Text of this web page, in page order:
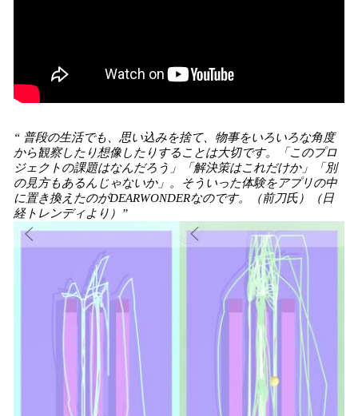
“ 普段の生活でも、思い込みを捨て、物事をいろいろな角度
から観察したり想像したりすることは大切です。「このプロ
ジェクトの課題はなんだろう」「解決策はこれだけか」「別
の見方もあるんじゃないか」。そういった体験をアプリの中
に置き換えたのがDEARWONDERなのです。（前刀氏）（日
経トレンディより）”